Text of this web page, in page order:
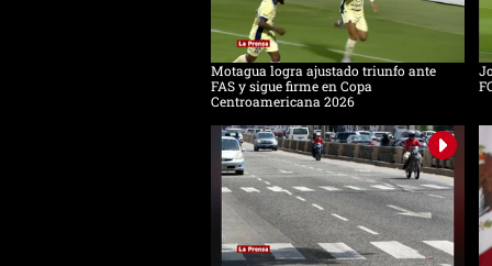
Motagua logra ajustado triunfo ante
FAS y sigue firme en Copa
Centroamericana 2026